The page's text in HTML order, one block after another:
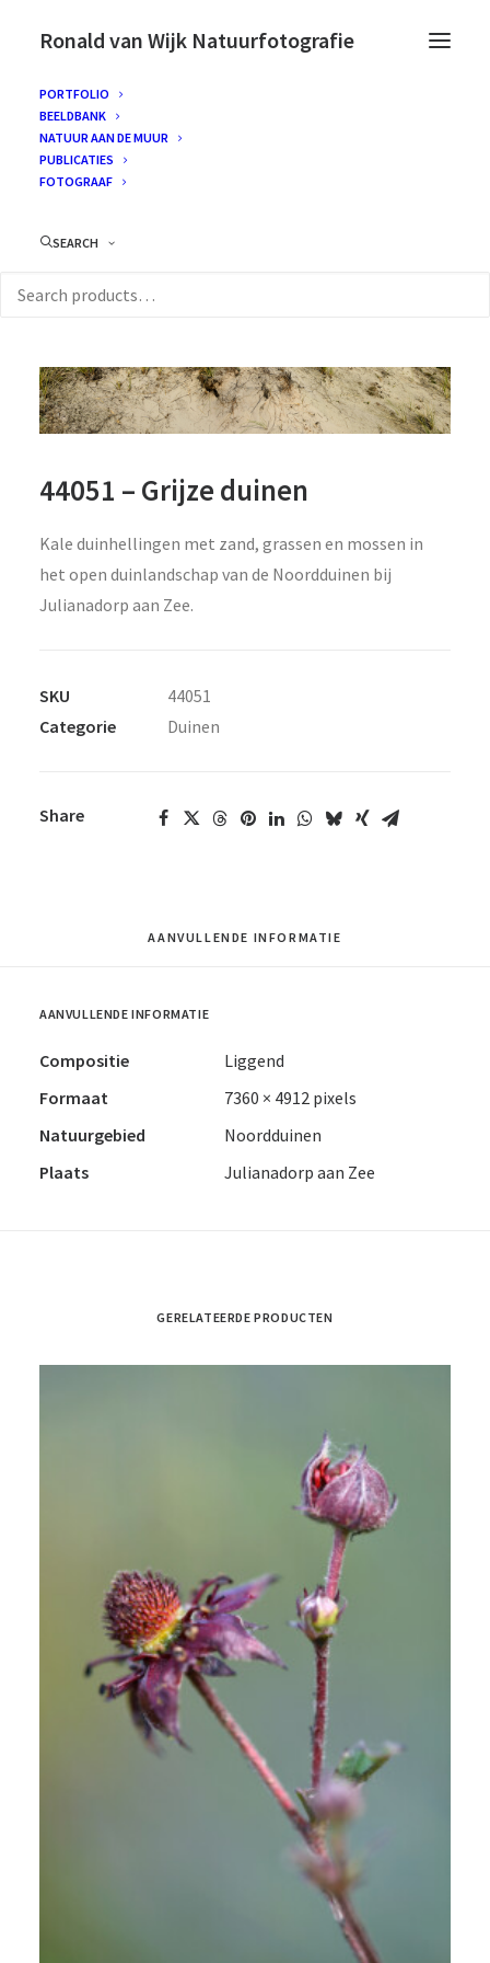
Ronald van Wijk Natuurfotografie
PORTFOLIO
BEELDBANK
NATUUR AAN DE MUUR
PUBLICATIES
FOTOGRAAF
SEARCH
44051 – Grijze duinen
Kale duinhellingen met zand, grassen en mossen in
het open duinlandschap van de Noordduinen bij
Julianadorp aan Zee.
SKU
44051
Categorie
Duinen
Share
AANVULLENDE INFORMATIE
AANVULLENDE INFORMATIE
Compositie
Liggend
Formaat
7360 × 4912 pixels
Natuurgebied
Noordduinen
Plaats
Julianadorp aan Zee
GERELATEERDE PRODUCTEN